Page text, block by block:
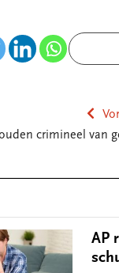
crimineel van
AP